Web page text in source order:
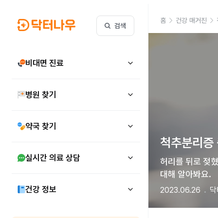
검색
비대면 진료
병원 찾기
약국 찾기
실시간 의료 상담
건강 정보
홈 건강 매거진
척추분리증
허리를 뒤로 젖
대해 알아봐요.
2023.06.26